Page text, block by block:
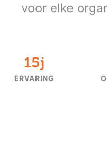
voor elke
15j
ERVARING